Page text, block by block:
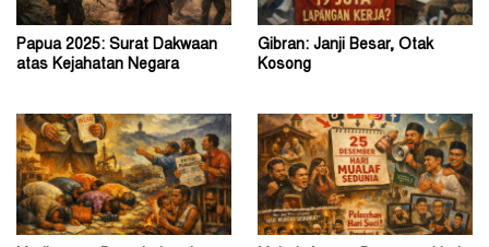
Papua 2025: Surat Dakwaan
atas Kejahatan Negara
Gibran: Janji Besar, Otak
Kosong